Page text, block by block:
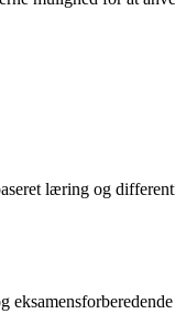
læring og